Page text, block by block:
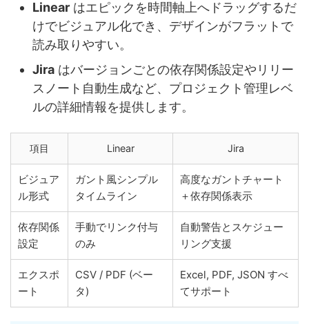
Linear はエピックを時間軸上へドラッグするだ
けでビジュアル化でき、デザインがフラットで
読み取りやすい。
Jira はバージョンごとの依存関係設定やリリー
スノート自動生成など、プロジェクト管理レベ
ルの詳細情報を提供します。
項目 Linear Jira
ビジュア
ル形式
ガント風シンプル
タイムライン
高度なガントチャート
＋依存関係表示
依存関係
設定
手動でリンク付与
のみ
自動警告とスケジュー
リング支援
エクスポ
ート
CSV / PDF (ベー
タ)
Excel, PDF, JSON すべ
てサポート